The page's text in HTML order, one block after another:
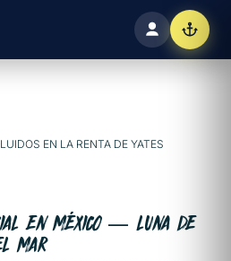
EN LA RENTA DE YATES
EN MÉXICO — LUNA DE
MAR